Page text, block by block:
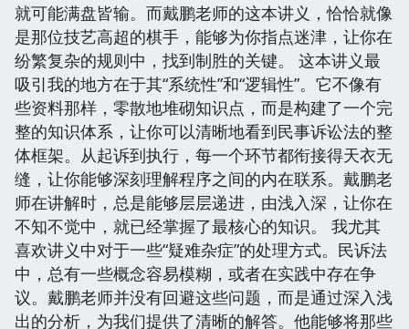
就可能满盘皆输。而戴鹏老师的这本讲义，恰恰就像
是那位技艺高超的棋手，能够为你指点迷津，让你在
纷繁复杂的规则中，找到制胜的关键。 这本讲义最
吸引我的地方在于其“系统性”和“逻辑性”。它不像有
些资料那样，零散地堆砌知识点，而是构建了一个完
整的知识体系，让你可以清晰地看到民事诉讼法的整
体框架。从起诉到执行，每一个环节都衔接得天衣无
缝，让你能够深刻理解程序之间的内在联系。戴鹏老
师在讲解时，总是能够层层递进，由浅入深，让你在
不知不觉中，就已经掌握了最核心的知识。 我尤其
喜欢讲义中对于一些“疑难杂症”的处理方式。民诉法
中，总有一些概念容易模糊，或者在实践中存在争
议。戴鹏老师并没有回避这些问题，而是通过深入浅
出的分析，为我们提供了清晰的解答。他能够将那些